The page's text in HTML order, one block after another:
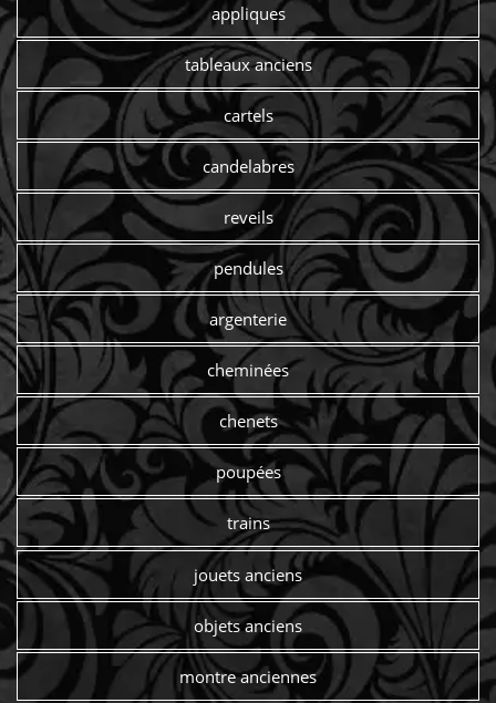
appliques
tableaux anciens
cartels
candelabres
reveils
pendules
argenterie
cheminées
chenets
poupées
trains
jouets anciens
objets anciens
montre anciennes